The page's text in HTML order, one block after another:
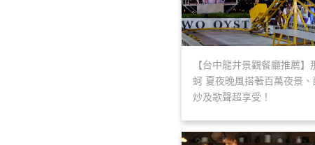
【台中龍井景觀餐廳推薦】
蚵 夏夜晚風搭著百萬夜景
炒及歌聲超享受！